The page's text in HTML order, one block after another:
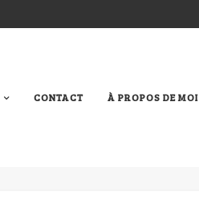
CONTACT À PROPOS DE MOI